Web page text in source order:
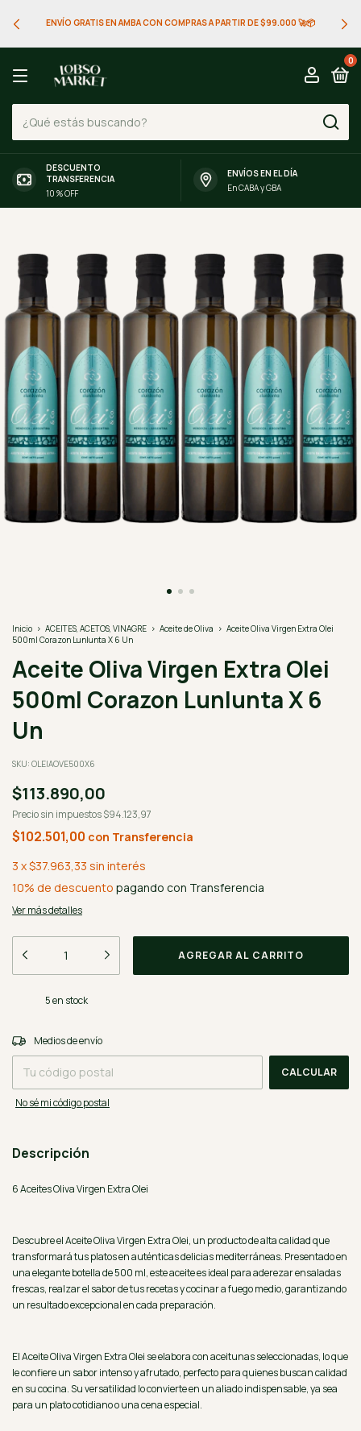
ENVÍO GRATIS EN AMBA CON COMPRAS A PARTIR DE $99.000 🚀📦
0
DESCUENTO
TRANSFERENCIA
10 % OFF
ENVÍOS EN EL DÍA
En CABA y GBA
Inicio > ACEITES, ACETOS, VINAGRE > Aceite de Oliva > Aceite Oliva Virgen Extra Olei
500ml Corazon Lunlunta X 6 Un
Aceite Oliva Virgen Extra Olei
500ml Corazon Lunlunta X 6
Un
SKU: OLEIAOVE500X6
$113.890,00
Precio sin impuestos$94.123,97
$102.501,00 con Transferencia
3 x$37.963,33 sin interés
10% de descuento pagando con Transferencia
Ver más detalles
5en stock
Entregas para el CP:
Medios de envío
CALCULAR
No sé mi código postal
Descripción
6 Aceites Oliva Virgen Extra Olei
Descubre el Aceite Oliva Virgen Extra Olei, un producto de alta calidad que
transformará tus platos en auténticas delicias mediterráneas. Presentado en
una elegante botella de 500 ml, este aceite es ideal para aderezar ensaladas
frescas, realzar el sabor de tus recetas y cocinar a fuego medio, garantizando
un resultado excepcional en cada preparación.
El Aceite Oliva Virgen Extra Olei se elabora con aceitunas seleccionadas, lo que
le confiere un sabor intenso y afrutado, perfecto para quienes buscan calidad
en su cocina. Su versatilidad lo convierte en un aliado indispensable, ya sea
para un plato cotidiano o una cena especial.